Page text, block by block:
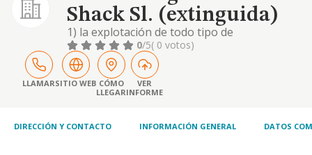
Shack Sl. (extinguida)
1) la explotación de todo tipo de
restaurantes y puestos de comida. conforme
a la estructura de la cnae corresponde a la
principal actividad de la sociedad el epígrafe
número 5610. restaurantes y puestos de
comida
0/5( 0 votos)
LLAMARSITIO WEB CÓMO
LLEGAR
VER
INFORME
DIRECCIÓN Y CONTACTO INFORMACIÓN GENERAL DATOS